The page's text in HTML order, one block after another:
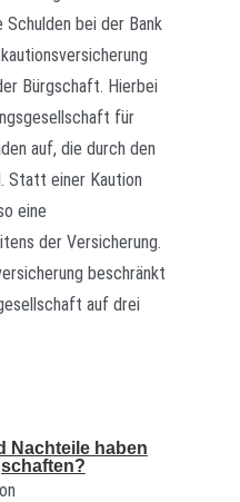
bei der Bank
Bürgschaft. Hierbei
für
auf, die durch den
Statt einer Kaution
eine
der Versicherung.
beschränkt
auf drei
Nachteile haben